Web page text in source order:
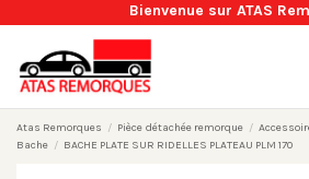
Bienvenue sur ATAS
Atas Remorques Pièce détachée remorque
Bache
BACHE PLATE SUR RIDELLES PLATEAU PLM 170